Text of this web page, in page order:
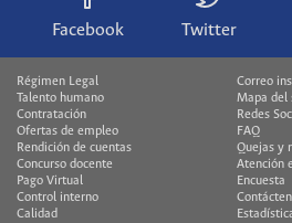
Facebook Twitter
Régimen Legal
Talento humano
Contratación
Ofertas de empleo
Rendición de cuentas
Concurso docente
Pago Virtual
Control interno
Calidad
Correo
Mapa del
Redes
FAQ
Quejas y
Atención
Encuesta